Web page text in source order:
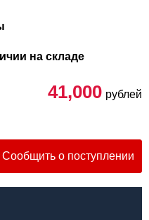
на складе
41,000 рублей
Сообщить о поступлении